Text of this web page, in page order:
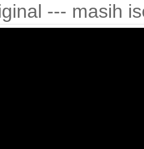
--- masih